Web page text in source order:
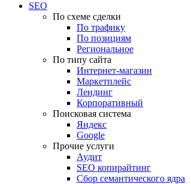
SEO
По схеме сделки
По трафику
По позициям
Региональное
По типу сайта
Интернет-магазин
Маркетплейс
Лендинг
Корпоративный
Поисковая система
Яндекс
Google
Прочие услуги
Аудит
SEO копирайтинг
Сбор семантического ядра